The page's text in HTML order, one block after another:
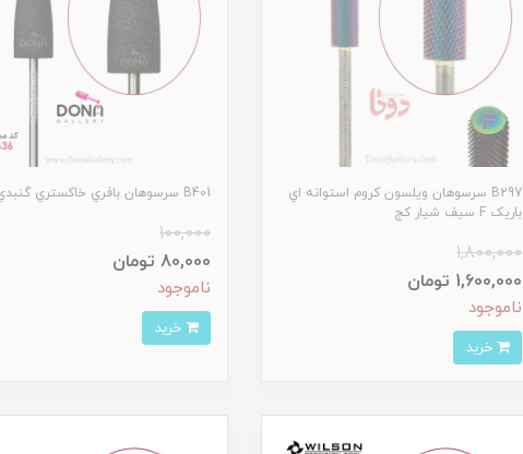
B297 سرسوهان ويلسون کروم استوانه اي
باريک F سيف شيار کج
1,800,000
1,600,000 تومان
ناموجود
B401 سرسوهان بافري خاکستري گنبدي
100,000
80,000 تومان
ناموجود
خرید